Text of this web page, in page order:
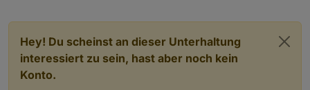
Hey! Du scheinst an dieser Unterhaltung
interessiert zu sein, hast aber noch kein
Konto.